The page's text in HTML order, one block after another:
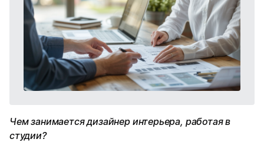
Чем занимается дизайнер интерьера, работая в
студии?